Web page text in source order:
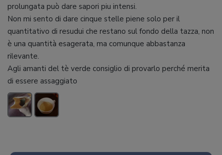
prolungata può dare sapori piu intensi.
Non mi sento di dare cinque stelle piene solo per il
quantitativo di resudui che restano sul fondo della tazza, non
è una quantità esagerata, ma comunque abbastanza
rilevante.
Agli amanti del tè verde consiglio di provarlo perché merita
di essere assaggiato